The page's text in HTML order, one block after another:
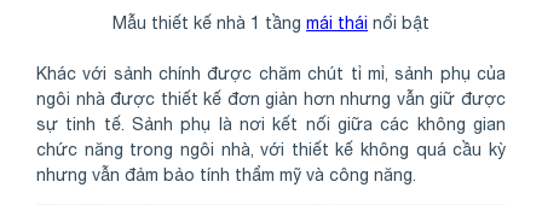
Mẫu thiết kế nhà 1 tầng mái thái nổi bật
Khác với sảnh chính được chăm chút tỉ mỉ, sảnh phụ của
ngôi nhà được thiết kế đơn giản hơn nhưng vẫn giữ được
sự tinh tế. Sảnh phụ là nơi kết nối giữa các không gian
chức năng trong ngôi nhà, với thiết kế không quá cầu kỳ
nhưng vẫn đảm bảo tính thẩm mỹ và công năng.